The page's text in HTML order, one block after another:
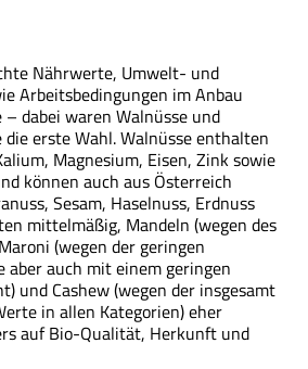
Nährwerte, Umwelt- und
Arbeitsbedingungen im Anbau
dabei waren Walnüsse und
erste Wahl. Walnüsse enthalten
Magnesium, Eisen, Zink sowie
können auch aus Österreich
Sesam, Haselnuss, Erdnuss
mittelmäßig, Mandeln (wegen des
(wegen der geringen
auch mit einem geringen
und Cashew (wegen der insgesamt
in allen Kategorien) eher
auf Bio-Qualität, Herkunft und